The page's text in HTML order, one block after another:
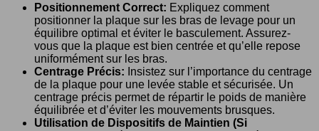
Positionnement Correct: Expliquez comment
positionner la plaque sur les bras de levage pour un
équilibre optimal et éviter le basculement. Assurez-
vous que la plaque est bien centrée et qu’elle repose
uniformément sur les bras.
Centrage Précis: Insistez sur l’importance du centrage
de la plaque pour une levée stable et sécurisée. Un
centrage précis permet de répartir le poids de manière
équilibrée et d’éviter les mouvements brusques.
Utilisation de Dispositifs de Maintien (Si